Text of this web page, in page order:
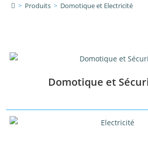
> Produits > Domotique et Electricité
Catégories de produits
Domotique et Sécurité(71)
Domotique et